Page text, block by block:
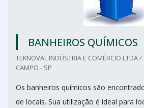
BANHEIROS QUÍMICOS
TEKNOVAL INDÚSTRIA E COMÉRCIO LTDA
CAMPO - SP
Os banheiros químicos são
de locais. Sua utilização é ideal para